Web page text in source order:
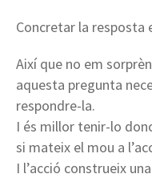
Concretar la resposta
Així que no em
aquesta pregunta
respondre-la.
I és millor tenir-lo
si mateix el mou a
I l’acció construeix